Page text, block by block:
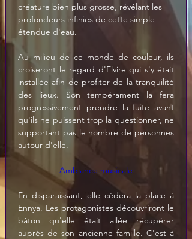
créature bien plus grosse, révélant les
profondeurs infinies de cette simple
étendue d'eau.
Au milieu de ce monde de couleur, ils
croiseront le regard d'Elvire qui s'y était
installée afin de profiter de la tranquilité
des lieux. Son tempérament la fera
progressivement prendre la fuite avant
qu'ils ne puissent trop la questionner, ne
supportant pas le nombre de personnes
autour d'elle.
Ambiance musicale
En disparaissant, elle cèdera la place à
Ennya. Les protagonistes découvriront le
bâton qu'elle était allée récupérer
auprès de son ancienne famille. C'est à